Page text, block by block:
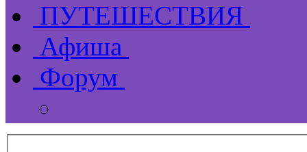
ПУТЕШЕСТВИЯ
Афиша
Форум